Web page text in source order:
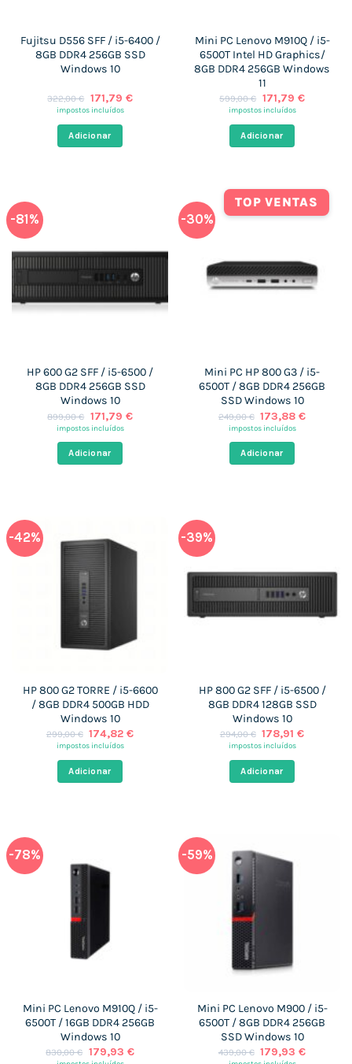
Fujitsu D556 SFF / i5-6400 /
8GB DDR4 256GB SSD
Windows 10
322,00€ O
preço
era:
322,00 €.
171,79 €O
impostos incluídos
Adicionar
Mini PC Lenovo M910Q / i5-
6500T Intel HD Graphics/
8GB DDR4 256GB Windows
11
599,00€ O
preço
era:
599,00 €.
171,79 €O
impostos incluídos
Adicionar
-81%
HP 600 G2 SFF / i5-6500 /
8GB DDR4 256GB SSD
Windows 10
899,00€ O
preço
era:
899,00 €.
171,79 €O
impostos incluídos
Adicionar
-30%
TOP VENTAS
Mini PC HP 800 G3 / i5-
6500T / 8GB DDR4 256GB
SSD Windows 10
249,00€ O
preço
era:
249,00 €.
173,88€O
impostos incluídos
Adicionar
-42%
HP 800 G2 TORRE / i5-6600
/ 8GB DDR4 500GB HDD
Windows 10
299,00€ O
preço
era:
299,00 €.
174,82€O
impostos incluídos
Adicionar
-39%
HP 800 G2 SFF / i5-6500 /
8GB DDR4 128GB SSD
Windows 10
294,00€ O
preço
era:
294,00 €.
178,91€O
impostos incluídos
Adicionar
-78%
Mini PC Lenovo M910Q / i5-
6500T / 16GB DDR4 256GB
Windows 10
830,00€ O
179,93 €O
-59%
Mini PC Lenovo M900 / i5-
6500T / 8GB DDR4 256GB
SSD Windows 10
439,00€ O
179,93€O